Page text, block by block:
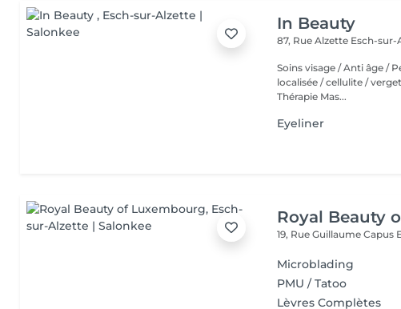
In Beauty
87, Rue Alzette Esch-sur-
Soins visage / Anti âge /
localisée / cellulite /
Thérapie Mas...
Eyeliner
Royal Beauty
19, Rue Guillaume Capus
Microblading
PMU / Tatoo
Lèvres Complètes